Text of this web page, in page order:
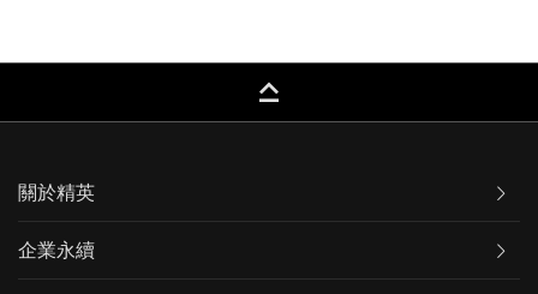
keyboard_capslock
關於精英
企業永續